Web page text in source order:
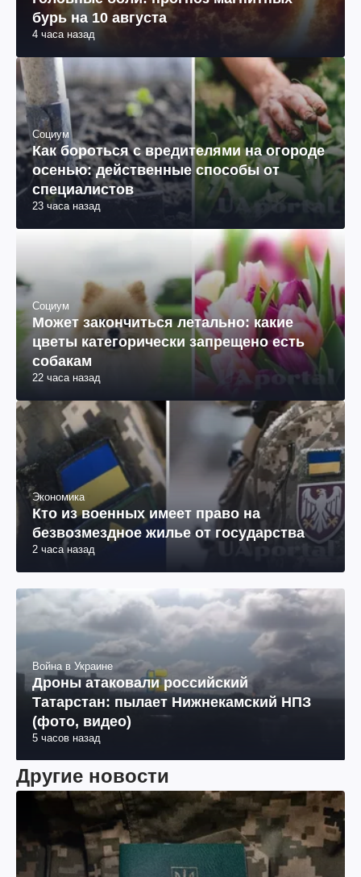
бурь на 10 августа
4 часа назад
Социум
Как бороться с вредителями на огороде
осенью: действенные способы от
специалистов
23 часа назад
Социум
Может закончиться летально: какие
цветы категорически запрещено есть
собакам
22 часа назад
Экономика
Кто из военных имеет право на
безвозмездное жилье от государства
2 часа назад
Война в Украине
Дроны атаковали российский
Татарстан: пылает Нижнекамский НПЗ
(фото, видео)
5 часов назад
Другие новости